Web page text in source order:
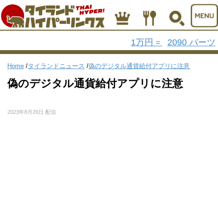
1万円 = 2090 バーツ
Home /タイランドニュース /偽のデジタル通貨給付アプリに注意
偽のデジタル通貨給付アプリに注意
2023年8月26日 配信